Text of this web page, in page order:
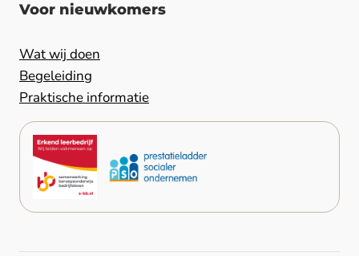
Voor nieuwkomers
Wat wij doen
Begeleiding
Praktische informatie